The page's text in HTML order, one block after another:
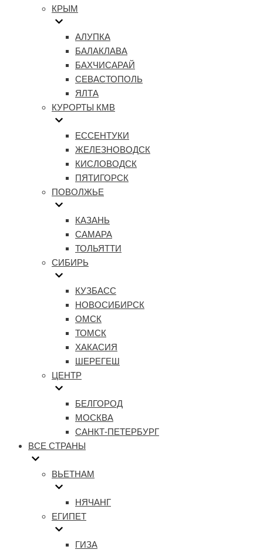
КРЫМ
АЛУПКА
БАЛАКЛАВА
БАХЧИСАРАЙ
СЕВАСТОПОЛЬ
ЯЛТА
КУРОРТЫ КМВ
ЕССЕНТУКИ
ЖЕЛЕЗНОВОДСК
КИСЛОВОДСК
ПЯТИГОРСК
ПОВОЛЖЬЕ
КАЗАНЬ
САМАРА
ТОЛЬЯТТИ
СИБИРЬ
КУЗБАСС
НОВОСИБИРСК
ОМСК
ТОМСК
ХАКАСИЯ
ШЕРЕГЕШ
ЦЕНТР
БЕЛГОРОД
МОСКВА
САНКТ-ПЕТЕРБУРГ
ВСЕ СТРАНЫ
ВЬЕТНАМ
НЯЧАНГ
ЕГИПЕТ
ГИЗА